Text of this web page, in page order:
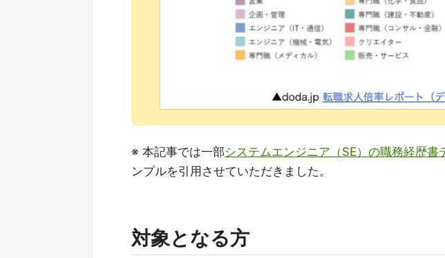
※ 本記事では一部システムエンジニア（SE）の職務経歴書
ンプルを引用させていただきました。
対象となる方